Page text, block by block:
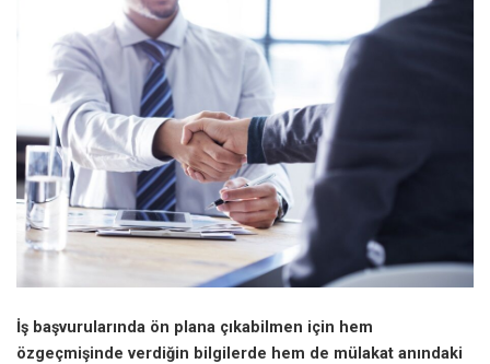
İş başvurularında ön plana çıkabilmen için hem
özgeçmişinde verdiğin bilgilerde hem de mülakat anındaki